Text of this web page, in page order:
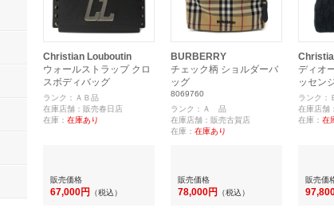
Christian Louboutin
ウォールストラップ クロ
スボディバッグ
ランク：ＡＢ品
在庫店舗：販売春日店
在庫： 在庫あり
販売価格
67,000円 （税込）
BURBERRY
チェック柄 ショルダーバ
ッグ
8069760
ランク：Ａ 品
在庫店舗：販売古賀店
在庫： 在庫あり
販売価格
78,000円 （税込）
ディオ
ッセン
ランク：
在庫店舗
在庫： 在
販売価